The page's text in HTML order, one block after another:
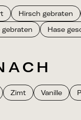
Hirsch gebraten
Hase
Zimt Vanille